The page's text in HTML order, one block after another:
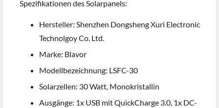
Spezifikationen des Solarpanels:
Hersteller: Shenzhen Dongsheng Xuri Electronic
Technolgoy Co. Ltd.
Marke: Blavor
Modellbezeichnung: LSFC-30
Solarzellen: 30 Watt, Monokristallin
Ausgänge: 1x USB mit QuickCharge 3.0, 1x DC-